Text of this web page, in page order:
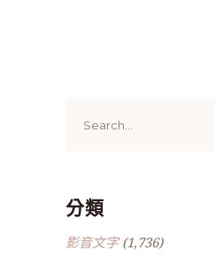
for:
分類
影音文字(1,736)